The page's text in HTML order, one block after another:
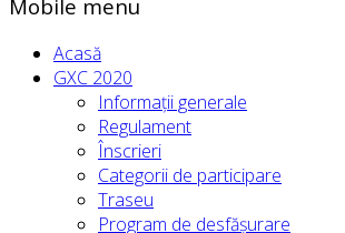
Mobile menu
Acasă
GXC 2020
Informații generale
Regulament
Înscrieri
Categorii de participare
Traseu
Program de desfășurare